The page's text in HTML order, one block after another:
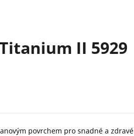
II 5929
povrchem pro snadné a zdravé